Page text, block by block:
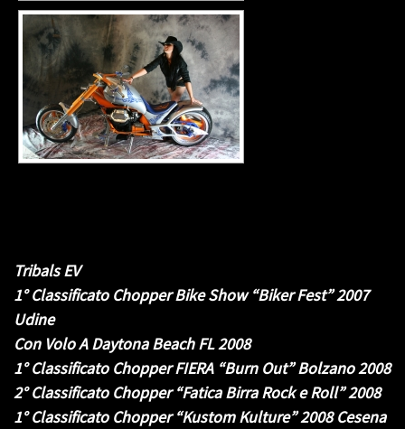
Tribals EV
1° Classificato Chopper Bike Show “Biker Fest” 2007
Udine
Con Volo A Daytona Beach FL 2008
1° Classificato Chopper FIERA “Burn Out” Bolzano 2008
2° Classificato Chopper “Fatica Birra Rock e Roll” 2008
1° Classificato Chopper “Kustom Kulture” 2008 Cesena